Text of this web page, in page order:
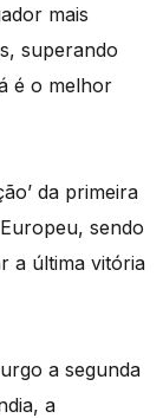
mais
superando
é o melhor
da primeira
sendo
a última vitória
a segunda
a